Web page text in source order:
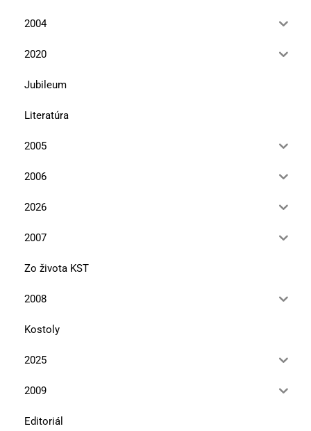
2004
2020
Jubileum
Literatúra
2005
2006
2026
2007
Zo života KST
2008
Kostoly
2025
2009
Editoriál